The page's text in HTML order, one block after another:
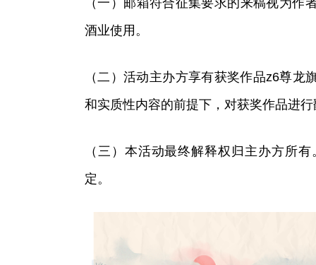
（一）邮箱符合征集要求的来稿视为
酒业使用。
（二）活动主办方享有获奖作品z6尊
和实质性内容的前提下，对获奖作品进
（三）本活动最终解释权归主办方所
定。